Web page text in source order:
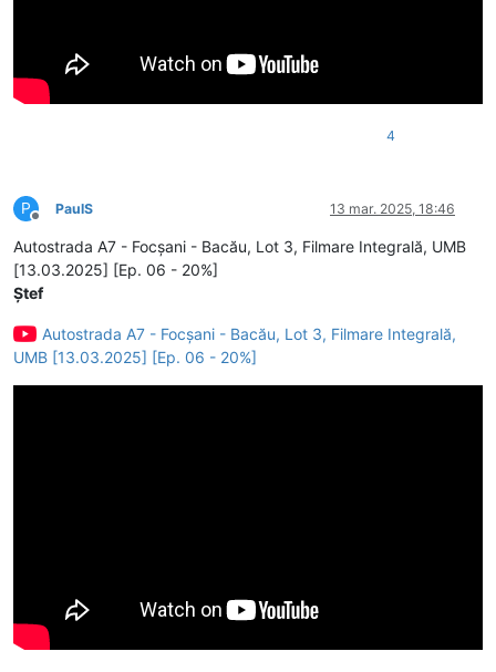
4
P
Deconectat
PaulS 13 mar. 2025, 18:46
Autostrada A7 - Focșani - Bacău, Lot 3, Filmare Integrală, UMB
[13.03.2025] [Ep. 06 - 20%]
Ștef
Autostrada A7 - Focșani - Bacău, Lot 3, Filmare Integrală,
UMB [13.03.2025] [Ep. 06 - 20%]